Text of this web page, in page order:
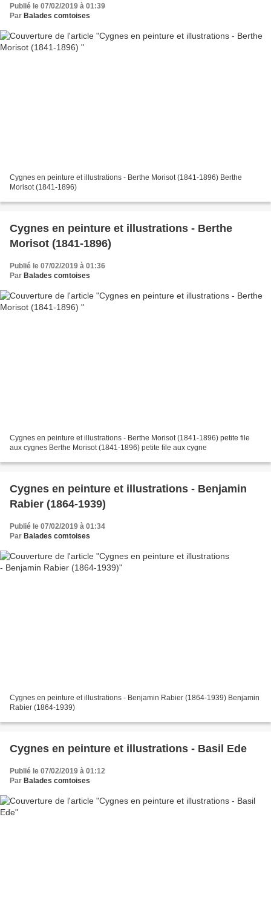
Publié le 07/02/2019 à 01:39
Par Balades comtoises
Cygnes en peinture et illustrations - Berthe Morisot (1841-1896) Berthe
Morisot (1841-1896)
Cygnes en peinture et illustrations - Berthe
Morisot (1841-1896)
Publié le 07/02/2019 à 01:36
Par Balades comtoises
Cygnes en peinture et illustrations - Berthe Morisot (1841-1896) petite file
aux cygnes Berthe Morisot (1841-1896) petite file aux cygne
Cygnes en peinture et illustrations - Benjamin
Rabier (1864-1939)
Publié le 07/02/2019 à 01:34
Par Balades comtoises
Cygnes en peinture et illustrations - Benjamin Rabier (1864-1939) Benjamin
Rabier (1864-1939)
Cygnes en peinture et illustrations - Basil Ede
Publié le 07/02/2019 à 01:12
Par Balades comtoises